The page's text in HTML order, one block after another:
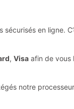
sécurisés en ligne.
, Visa afin de vous
notre